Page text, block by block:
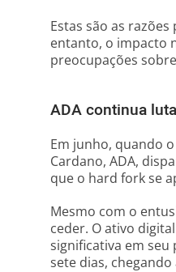
Estas são as
entanto, o impacto
preocupações
ADA continua
Em junho, quando
Cardano, ADA,
que o hard fork se
Mesmo com o
ceder. O ativo
significativa em seu
sete dias, chegando